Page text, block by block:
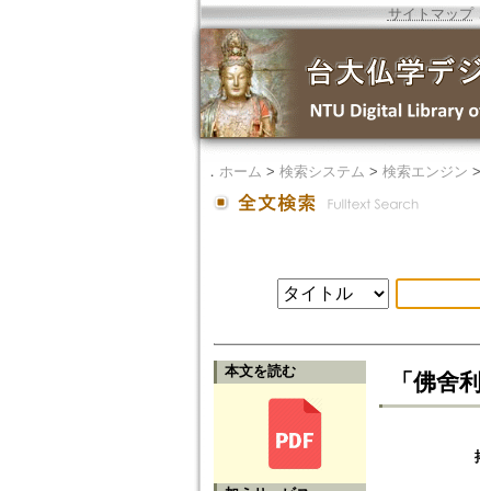
サイトマップ
． ホーム > 検索システム > 検索エンジン >
本文を読む 「佛舍